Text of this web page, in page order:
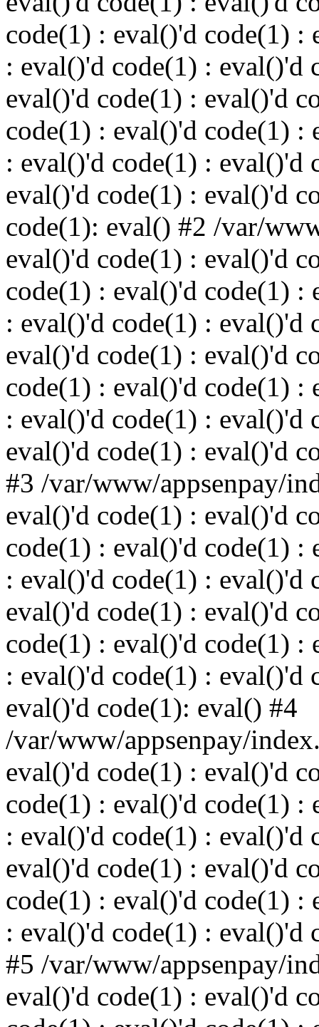
code(1) : eval()'d code(1) :
: eval()'d code(1) : eval()'d
eval()'d code(1) : eval()'d
code(1) : eval()'d code(1) :
: eval()'d code(1) : eval()'d
eval()'d code(1) : eval()'d
code(1): eval() #2 /var/
eval()'d code(1) : eval()'d
code(1) : eval()'d code(1) :
: eval()'d code(1) : eval()'d
eval()'d code(1) : eval()'d
code(1) : eval()'d code(1) :
: eval()'d code(1) : eval()'d
eval()'d code(1) : eval()'d
#3 /var/www/appsenpay/
eval()'d code(1) : eval()'d
code(1) : eval()'d code(1) :
: eval()'d code(1) : eval()'d
eval()'d code(1) : eval()'d
code(1) : eval()'d code(1) :
: eval()'d code(1) : eval()'d
eval()'d code(1): eval() #4
/var/www/appsenpay/
eval()'d code(1) : eval()'d
code(1) : eval()'d code(1) :
: eval()'d code(1) : eval()'d
eval()'d code(1) : eval()'d
code(1) : eval()'d code(1) :
: eval()'d code(1) : eval()'d
#5 /var/www/appsenpay/
eval()'d code(1) : eval()'d